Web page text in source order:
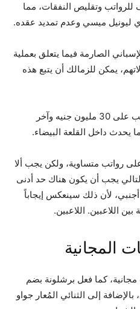
وتقليص النفقات، مما
ليونيل ميسي وعدم تمديد عقده.
الصارمة فيما يتعلق بعملية
يمكن للزمالك أن يتبع هذه
ليس من المنطقي أن يحصل لاعب على 30 مليون جنيه وآخر
رواتب متساوية، ولكن يجب ألا
يجب أن يكون هناك حد أدنى
لأن ذلك سينعكس إيجاباً
اللاعبين. اللاعبين.
المجانية
مجانية، كما فعل برشلونة بضم
بالإضافة إلى الثنائي المُعار جواو